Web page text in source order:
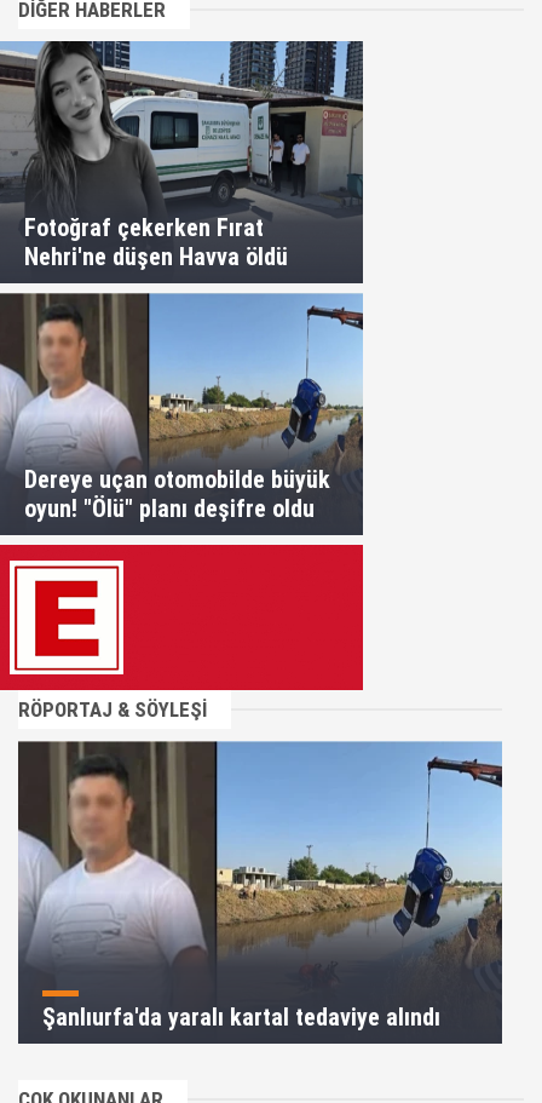
DİĞER HABERLER
Fotoğraf çekerken Fırat
Nehri'ne düşen Havva öldü
Dereye uçan otomobilde büyük
oyun! "Ölü" planı deşifre oldu
RÖPORTAJ & SÖYLEŞİ
Şanlıurfa'da yaralı kartal tedaviye alındı